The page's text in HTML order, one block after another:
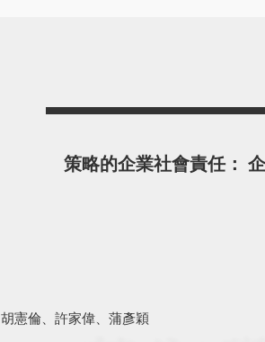
策略的企業社會責任：
胡憲倫、許家偉、蒲彥穎